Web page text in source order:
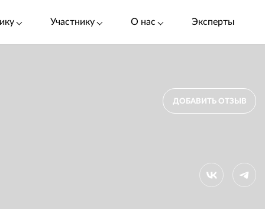
Участнику О нас Эксперты
ДОБАВИТЬ ОТЗЫВ